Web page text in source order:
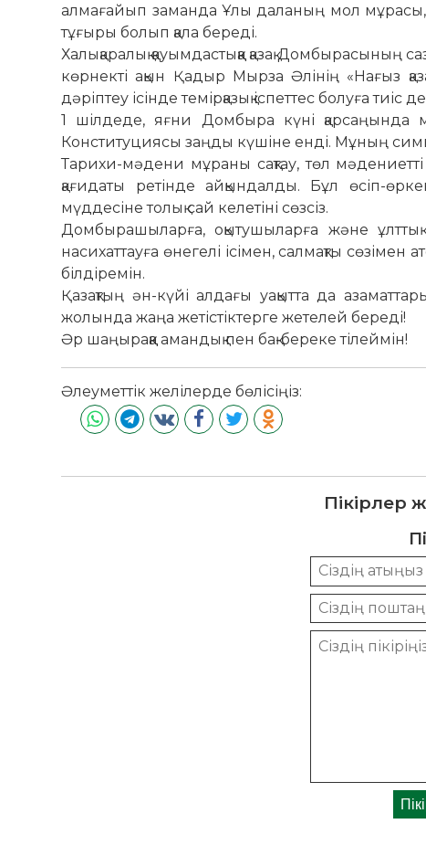
алмағайып заманда Ұлы даланың мол мұрасы,
тұғыры болып қала береді.
Халықаралық қауымдастыққа қазақ
көрнекті ақын Қадыр Мырза Әлінің «Нағыз
дәріптеу ісінде темірқазық іспеттес болуға
1 шілдеде, яғни Домбыра күні қарсаңында
Конституциясы заңды күшіне енді. Мұның
Тарихи-мәдени мұраны сақтау, төл
қағидаты ретінде айқындалды. Бұл өсіп-
мүддесіне толық сай келетіні сөзсіз.
Домбырашыларға, оқытушыларға және
насихаттауға өнегелі ісімен, салмақты
білдіремін.
Қазақтың ән-күйі алдағы уақытта да
жолында жаңа жетістіктерге жетелей береді!
Әр шаңыраққа амандық пен бақ-береке тілеймін!
Әлеуметтік желілерде бөлісіңіз:
Пікірлер